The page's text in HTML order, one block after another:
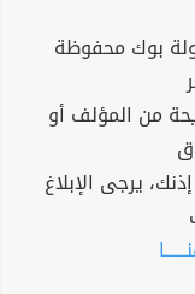
بوك محفوظة
من المؤلف أو
يرجى الإبلاغ